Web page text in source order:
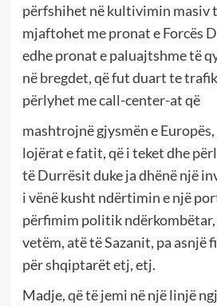
përfshihet në kultivimin masiv
mjaftohet me pronat e Forcës
edhe pronat e paluajtshme të
në bregdet, që fut duart te
përlyhet me call-center-at që
mashtrojnë gjysmën e
lojërat e fatit, që i teket dhe
të Durrësit duke ja dhënë një
i vënë kusht ndërtimin e një
përfimim politik
vetëm, atë të Sazanit, pa asnjë
për shqiptarët etj, etj.
Madje, që të jemi në një linjë